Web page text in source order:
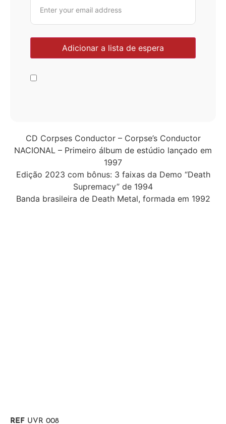
CD Corpses Conductor – Corpse’s Conductor
NACIONAL – Primeiro álbum de estúdio lançado em
1997
Edição 2023 com bônus: 3 faixas da Demo “Death
Supremacy” de 1994
Banda brasileira de Death Metal, formada em 1992
REF UVR 008